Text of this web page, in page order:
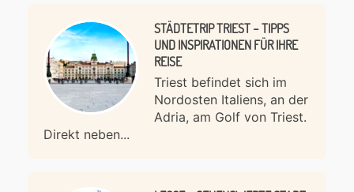
STÄDTETRIP TRIEST – TIPPS
UND INSPIRATIONEN FÜR IHRE
REISE
Triest befindet sich im
Nordosten Italiens, an der
Adria, am Golf von Triest.
Direkt neben...